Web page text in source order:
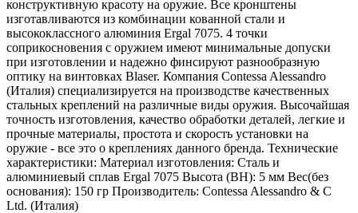
конструктивную красоту на оружие. Все кронштены
изготавливаются из комбинации кованной стали и
высококлассного алюминия Ergal 7075. 4 точки
соприкосновения с оружием имеют минимальные допуски
при изготовлении и надежно финсируют разнообразную
оптику на винтовках Blaser. Компания Contessa Alessandro
(Италия) специализируется на производстве качественных
стальных креплений на различные виды оружия. Высочайшая
точность изготовления, качество обработки деталей, легкие и
прочные материалы, простота и скорость установки на
оружие - все это о креплениях данного бренда. Технические
характеристики: Материал изготовления: Сталь и
алюминиевый сплав Ergal 7075 Высота (BH): 5 мм Вес(без
основания): 150 гр Производитель: Contessa Alessandro & C
Ltd. (Италия)